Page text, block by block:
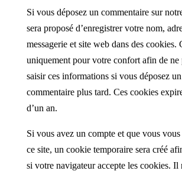
Si vous déposez un commentaire sur
sera proposé d’enregistrer votre nom,
messagerie et site web dans des cookies.
uniquement pour votre confort afin de ne
saisir ces informations si vous déposez
commentaire plus tard. Ces cookies
d’un an.
Si vous avez un compte et que vous
ce site, un cookie temporaire sera créé
si votre navigateur accepte les cookies. Il